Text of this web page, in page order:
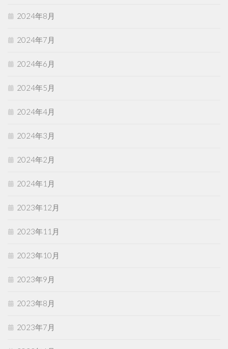
2024年8月
2024年7月
2024年6月
2024年5月
2024年4月
2024年3月
2024年2月
2024年1月
2023年12月
2023年11月
2023年10月
2023年9月
2023年8月
2023年7月